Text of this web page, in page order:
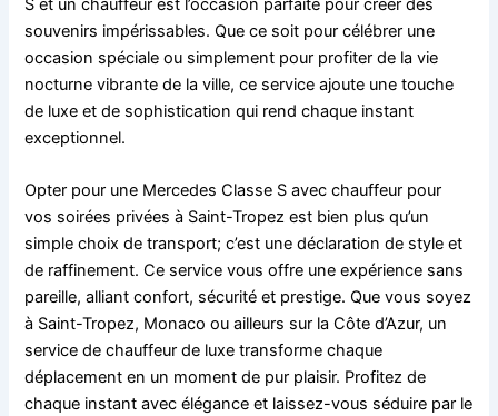
S et un chauffeur est l’occasion parfaite pour créer des
souvenirs impérissables. Que ce soit pour célébrer une
occasion spéciale ou simplement pour profiter de la vie
nocturne vibrante de la ville, ce service ajoute une touche
de luxe et de sophistication qui rend chaque instant
exceptionnel.
Opter pour une Mercedes Classe S avec chauffeur pour
vos soirées privées à Saint-Tropez est bien plus qu’un
simple choix de transport; c’est une déclaration de style et
de raffinement. Ce service vous offre une expérience sans
pareille, alliant confort, sécurité et prestige. Que vous soyez
à Saint-Tropez, Monaco ou ailleurs sur la Côte d’Azur, un
service de chauffeur de luxe transforme chaque
déplacement en un moment de pur plaisir. Profitez de
chaque instant avec élégance et laissez-vous séduire par le